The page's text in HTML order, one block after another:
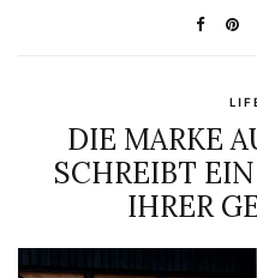
DIE MARKE
SCHREIBT
IHRER